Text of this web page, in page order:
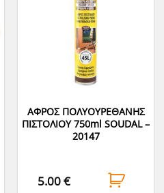
ΑΦΡΟΣ ΠΟΛΥΟΥΡΕΘΑΝΗΣ
ΠΙΣΤΟΛΙΟΥ 750ml SOUDAL –
20147
5.00€